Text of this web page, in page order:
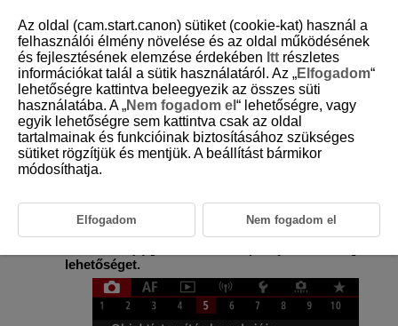
D180-078
Zajcsökkentés hosszú
expozíciónál
Ezzel a funkcióval csökkentheti az 1 másodperces vagy hosszabb
fénypontokat vagy sávokat).
lehetőséget.
Az oldal (cam.start.canon) sütiket (cookie-kat) használ a
felhasználói élmény növelése és az oldal működésének
és fejlesztésének elemzése érdekében Itt részletes
információkat talál a sütik használatáról. Az „Elfogadom“
lehetőségre kattintva beleegyezik az összes süti
használatába. A „Nem fogadom el “ lehetőségre, vagy
egyik lehetőségre sem kattintva csak az oldal
tartalmainak és funkcióinak biztosításához szükséges
sütiket rögzítjük és mentjük. A beállítást bármikor
módosíthatja.
Elfogadom Nem fogadom el